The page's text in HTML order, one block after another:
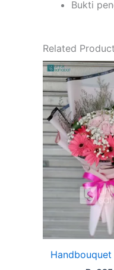
Bukti
Related